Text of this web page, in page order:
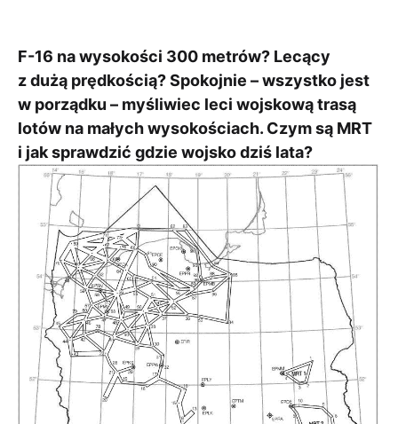
F-16 na wysokości 300 metrów? Lecący
z dużą prędkością? Spokojnie – wszystko jest
w porządku – myśliwiec leci wojskową trasą
lotów na małych wysokościach. Czym są MRT
i jak sprawdzić gdzie wojsko dziś lata?